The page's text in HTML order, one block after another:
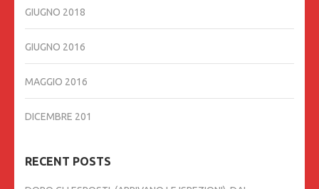
GIUGNO 2018
GIUGNO 2016
MAGGIO 2016
DICEMBRE 201
RECENT POSTS